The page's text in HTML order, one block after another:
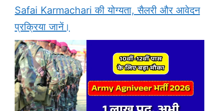
Safai Karmachari की योग्यता, सैलरी और आवेदन
प्रक्रिया जानें।